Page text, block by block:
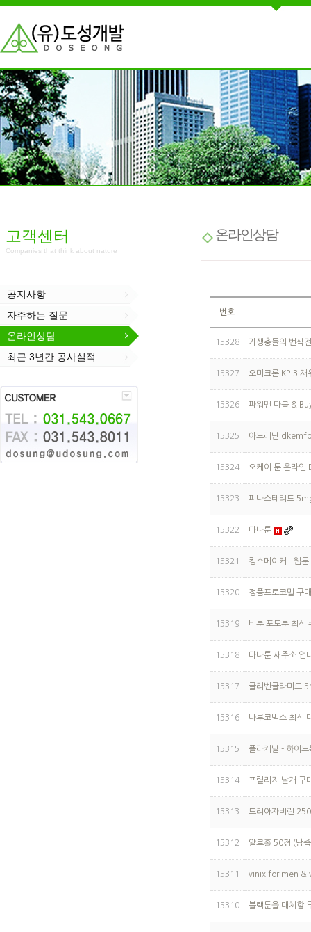
고객센터
Companies that think about nature
공지사항
자주하는 질문
온라인상담
최근 3년간 공사실적
온라인상담
번호
15328 기생충들의 번식
15327 오미크론 KP.3
15326 파워맨 마블 &
15325 아드레닌
15324 오케이 툰 온라인
15323 피나스테리드
15322 마나툰
15321 킹스메이커 - 웹
15320 정품프로코밀 구
15319 비툰 포토툰 최신
15318 마나툰 새주소 업
15317 글리벤클라미드
15316 나루코믹스 최신
15315 플라케닐 - 하이
15314 프릴리지 낱개
15313 트리아자비린
15312 알로홀 50정 (담
15311 vinix for men &
15310 블랙툰을 대체할